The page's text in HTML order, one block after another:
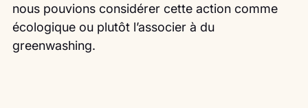
nous pouvions considérer cette action comme
écologique ou plutôt l’associer à du
greenwashing.